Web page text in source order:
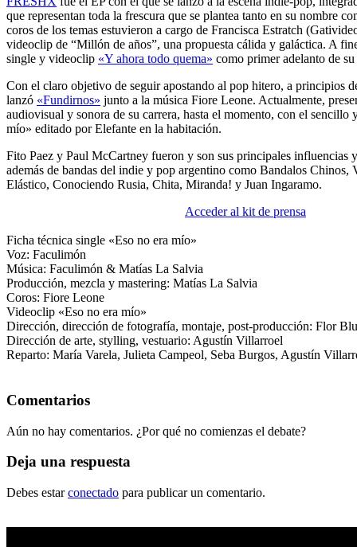
que representan toda la frescura que se plantea tanto en su nombre
coros de los temas estuvieron a cargo de Francisca Estratch
videoclip de “Millón de años”, una propuesta cálida y galáctica. A
single y videoclip «Y ahora todo quema» como primer adelanto de
Con el claro objetivo de seguir apostando al pop hitero, a principios
lanzó «Fundirnos» junto a la música Fiore Leone. Actualmente,
audiovisual y sonora de su carrera, hasta el momento, con el sencillo
mío» editado por Elefante en la habitación.
Fito Paez y Paul McCartney fueron y son sus principales influencias
además de bandas del indie y pop argentino como Bandalos Chinos,
Elástico, Conociendo Rusia, Chita, Miranda! y Juan Ingaramo.
Acceder al kit de prensa
Ficha técnica single «Eso no era mío»
Voz: Faculimón
Música: Faculimón & Matías La Salvia
Producción, mezcla y mastering: Matías La Salvia
Coros: Fiore Leone
Videoclip «Eso no era mío»
Dirección, dirección de fotografía, montaje, post-producción: Flor
Dirección de arte, stylling, vestuario: Agustín Villarroel
Reparto: María Varela, Julieta Campeol, Seba Burgos, Agustín
Comentarios
Aún no hay comentarios. ¿Por qué no comienzas el debate?
Deja una respuesta
Debes estarconectado para publicar un comentario.